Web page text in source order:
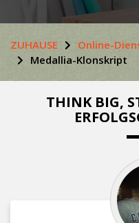
ZUHAUSE
Online-
Medallia-Klonskript
THINK BIG,